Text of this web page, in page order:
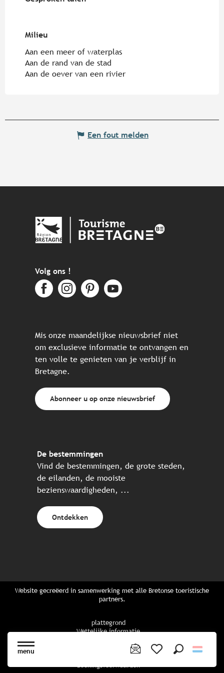
menu
Milieu
Milieu
Aan een meer of waterplas
Aan de rand van de stad
Aan de oever van een rivier
Een fout melden
Volg ons !
Mis onze maandelijkse nieuwsbrief niet
om exclusieve informatie te ontvangen en
ten volle te genieten van je verblijf in
Bretagne.
Abonneer u op onze nieuwsbrief
De bestemmingen
Vind de bestemmingen, de grote steden,
de eilanden, de mooiste
bezienswaardigheden, ...
Ontdekken
Website gecreëerd in samenwerking met alle Bretonse toeristische
partners.
plattegrond
Wettelijke informatie
Boekingsvoorwaarden